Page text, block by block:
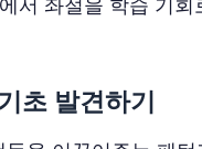
서 좌절을 학습 기회
초 발견하기